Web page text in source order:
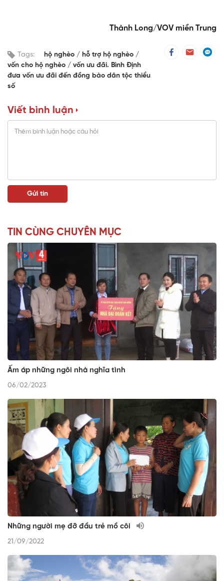
Thành Long/VOV miền Trung
Tags: hộ nghèo
hỗ trợ hộ nghèo
vốn cho hộ nghèo
vốn ưu đãi. Bình Định
đưa vốn ưu đãi đến đồng bào dân tộc thiểu
số
Viết bình luận
TIN CÙNG CHUYÊN MỤC
Ấm áp những ngôi nhà nghĩa tình
06/02/2023
Những người mẹ đỡ đầu trẻ mồ côi
21/09/2022